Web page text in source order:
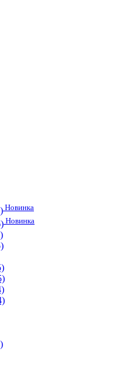
Новинка
Новинка